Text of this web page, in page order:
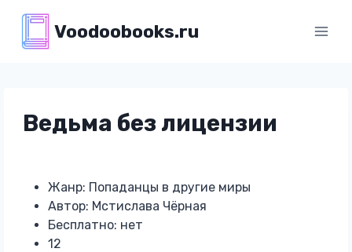
содержимому
Voodoobooks.ru
Ведьма без лицензии
Жанр: Попаданцы в другие миры
Автор: Мстислава Чёрная
Бесплатно: нет
12